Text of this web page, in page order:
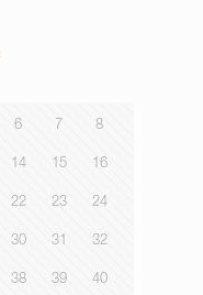
6 7 8
14 15 16
22 23 24
30 31 32
38 39 40